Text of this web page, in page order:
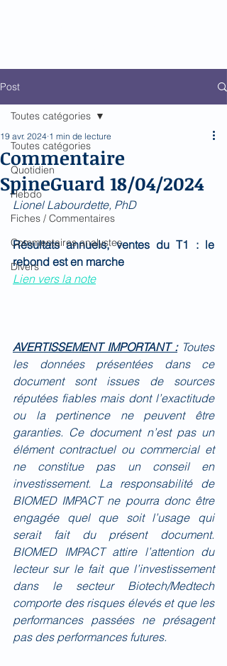
Post
Toutes catégories
Quotidien
Hebdo
Fiches / Commentaires
Commentaires analystes
Divers
Toutes catégories
Commentaire
SpineGuard 18/04/2024
19 avr. 2024 1 min de lecture
Lionel Labourdette, PhD
Résultats annuels, ventes du T1 : le
rebond est en marche
Lien vers la note
AVERTISSEMENT IMPORTANT : Toutes
les données présentées dans ce
document sont issues de sources
réputées fiables mais dont l’exactitude
ou la pertinence ne peuvent être
garanties. Ce document n’est pas un
élément contractuel ou commercial et
ne constitue pas un conseil en
investissement. La responsabilité de
BIOMED IMPACT ne pourra donc être
engagée quel que soit l’usage qui
serait fait du présent document.
BIOMED IMPACT attire l’attention du
lecteur sur le fait que l’investissement
dans le secteur Biotech/Medtech
comporte des risques élevés et que les
performances passées ne présagent
pas des performances futures.